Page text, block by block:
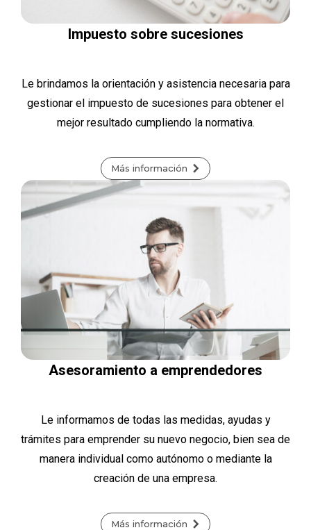
Impuesto sobre sucesiones
Le brindamos la orientación y asistencia necesaria para
gestionar el impuesto de sucesiones para obtener el
mejor resultado cumpliendo la normativa.
Más información
Asesoramiento a emprendedores
Le informamos de todas las medidas, ayudas y
trámites para emprender su nuevo negocio, bien sea de
manera individual como autónomo o mediante la
creación de una empresa.
Más información